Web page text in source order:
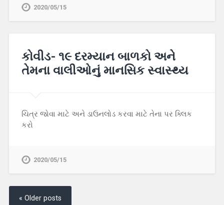
2020/05/15
કોવીડ- ૧૯ દરમ્યાન બાળકો અને
તેમના વાલીઓનું માનસિક સ્વાસ્થ્ય
ચિત્ર જોવા માટે અને ડાઉનલોડ કરવા માટે તેના પર ક્લિક
કરો
2020/05/15
« Older posts